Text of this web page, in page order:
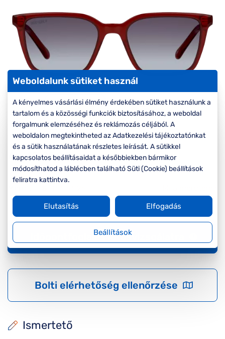
minden
szemüvegekre
Seen Belépőár
Ismertető
Ár: 12.090 Ft
Időpontfoglalás látásvizsgálatra
Bolti elérhetőség ellenőrzése
Weboldalunk sütiket használ
A kényelmes vásárlási élmény érdekében sütiket használunk a
tartalom és a közösségi funkciók biztosításához, a weboldal
forgalmunk elemzéséhez és reklámozás céljából. A
weboldalon megtekintheted az Adatkezelési tájékoztatónkat
és a sütik használatának részletes leírását. A sütikkel
kapcsolatos beállításaidat a későbbiekben bármikor
módosíthatod a láblécben található Süti (Cookie) beállítások
feliratra kattintva.
Beállítások
Elutasítás Elfogadás